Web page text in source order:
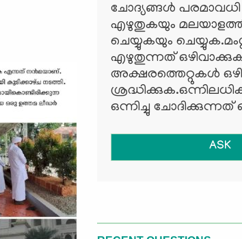
ചോദ്യങ്ങള്‍ പരമാവധി
എഴുതുകയും
ചെയ്യുകയും
എഴുതുന്നത്
അക്ഷരത്തെറ്റുകള്‍
ഒന്നിച്ചു ചോദിക്കുന്നത്
ASK